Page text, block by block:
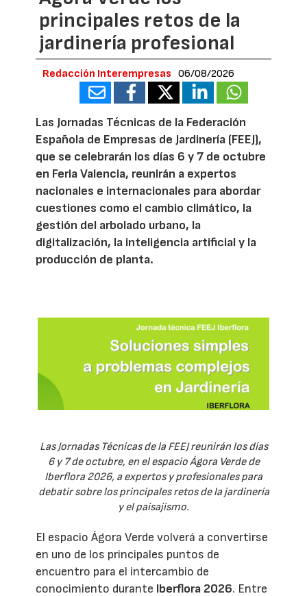
principales retos de la
jardinería profesional
Redacción Interempresas 06/08/2026
Las Jornadas Técnicas de la Federación
Española de Empresas de Jardinería (FEEJ),
que se celebrarán los días 6 y 7 de octubre
en Feria Valencia, reunirán a expertos
nacionales e internacionales para abordar
cuestiones como el cambio climático, la
gestión del arbolado urbano, la
digitalización, la inteligencia artificial y la
producción de planta.
Las Jornadas Técnicas de la FEEJ reunirán los días
6 y 7 de octubre, en el espacio Ágora Verde de
Iberflora 2026, a expertos y profesionales para
debatir sobre los principales retos de la jardinería
y el paisajismo.
El espacio Ágora Verde volverá a convertirse
en uno de los principales puntos de
encuentro para el intercambio de
conocimiento durante Iberflora 2026. Entre